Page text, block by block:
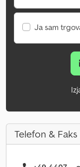
Ja sam
Telefon & Faks